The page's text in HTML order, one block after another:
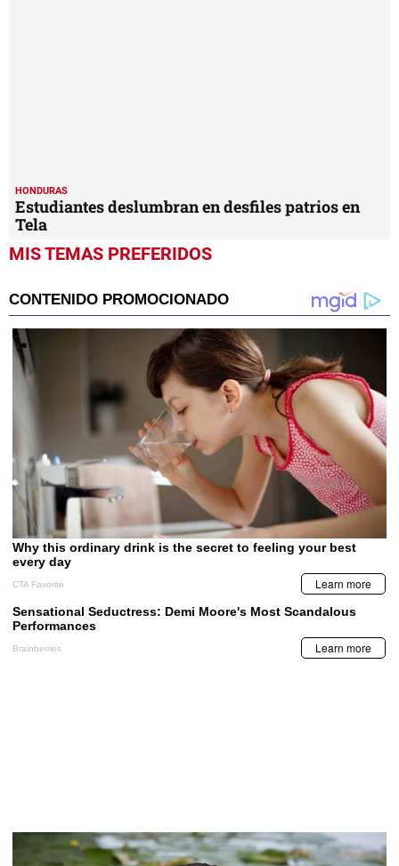
HONDURAS
Estudiantes deslumbran en desfiles patrios en
Tela
MIS TEMAS PREFERIDOS